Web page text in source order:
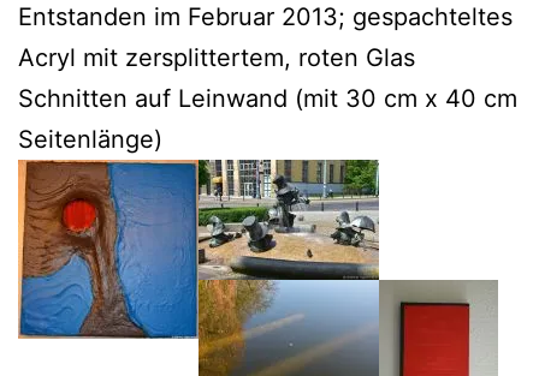
Entstanden im Februar 2013; gespachteltes
Acryl mit zersplittertem, roten Glas
Schnitten auf Leinwand (mit 30 cm x 40 cm
Seitenlänge)